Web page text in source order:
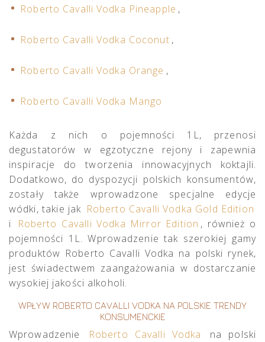
Roberto Cavalli Vodka Pineapple ,
Roberto Cavalli Vodka Coconut ,
Roberto Cavalli Vodka Orange ,
Roberto Cavalli Vodka Mango
Każda z nich o pojemności 1L, przenosi
degustatorów w egzotyczne rejony i zapewnia
inspiracje do tworzenia innowacyjnych koktajli.
Dodatkowo, do dyspozycji polskich konsumentów,
zostały także wprowadzone specjalne edycje
wódki, takie jak Roberto Cavalli Vodka Gold Edition
i
Roberto Cavalli Vodka Mirror Edition , również o
pojemności 1L. Wprowadzenie tak szerokiej gamy
produktów Roberto Cavalli Vodka na polski rynek,
jest świadectwem zaangażowania w dostarczanie
wysokiej jakości alkoholi.
WPŁYW ROBERTO CAVALLI VODKA NA POLSKIE TRENDY
KONSUMENCKIE
Wprowadzenie Roberto Cavalli Vodka
na polski